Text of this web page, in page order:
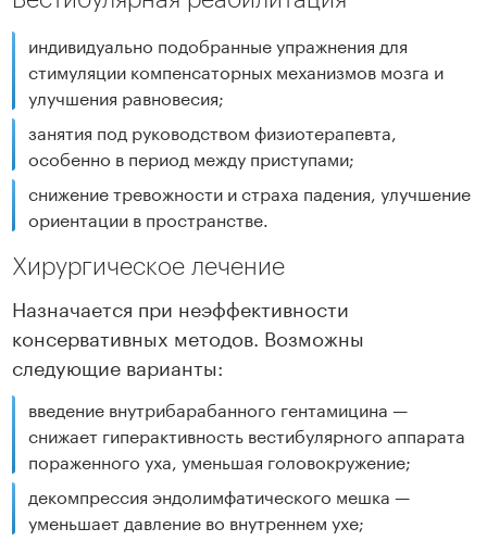
индивидуально подобранные упражнения для
стимуляции компенсаторных механизмов мозга и
улучшения равновесия;
занятия под руководством физиотерапевта,
особенно в период между приступами;
снижение тревожности и страха падения, улучшение
ориентации в пространстве.
Хирургическое лечение
Назначается при неэффективности
консервативных методов. Возможны
следующие варианты:
введение внутрибарабанного гентамицина —
снижает гиперактивность вестибулярного аппарата
пораженного уха, уменьшая головокружение;
декомпрессия эндолимфатического мешка —
уменьшает давление во внутреннем ухе;